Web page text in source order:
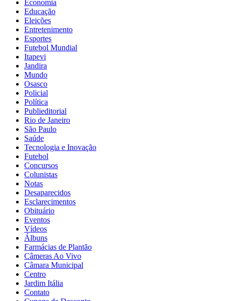
Economia
Educação
Eleições
Entretenimento
Esportes
Futebol Mundial
Itapevi
Jandira
Mundo
Osasco
Policial
Política
Publieditorial
Rio de Janeiro
São Paulo
Saúde
Tecnologia e Inovação
Futebol
Concursos
Colunistas
Notas
Desaparecidos
Esclarecimentos
Obituário
Eventos
Vídeos
Álbuns
Farmácias de Plantão
Câmeras Ao Vivo
Câmara Municipal
Centro
Jardim Itália
Contato